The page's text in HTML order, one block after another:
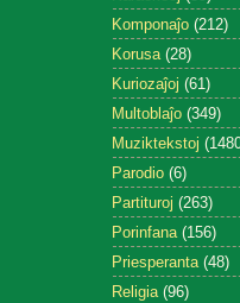
Komponaĵo (212)
Korusa (28)
Kuriozaĵoj (61)
Multoblaĵo (349)
Muziktekstoj
Parodio (6)
Partituroj (263)
Porinfana (156)
Priesperanta (48)
Religia (96)